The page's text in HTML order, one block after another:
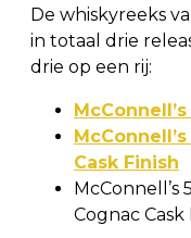
De whiskyreeks
in totaal drie
drie op een rij:
Cask Finish
McConnell’s
Cognac Cask